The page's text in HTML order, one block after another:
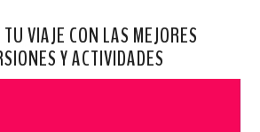
VIAJE CON LAS MEJORES
Y ACTIVIDADES